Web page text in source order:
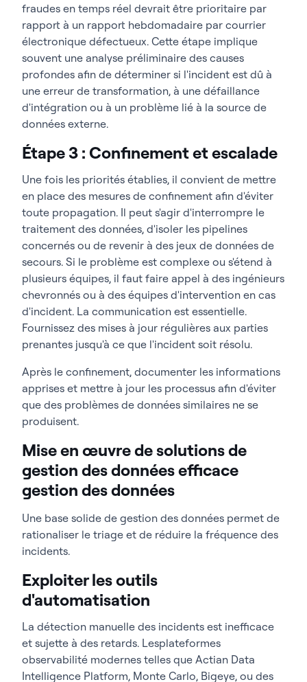
fraudes en temps réel devrait être prioritaire par
rapport à un rapport hebdomadaire par courrier
électronique défectueux. Cette étape implique
souvent une analyse préliminaire des causes
profondes afin de déterminer si l'incident est dû à
une erreur de transformation, à une défaillance
d'intégration ou à un problème lié à la source de
données externe.
Étape 3 : Confinement et escalade
Une fois les priorités établies, il convient de mettre
en place des mesures de confinement afin d'éviter
toute propagation. Il peut s'agir d'interrompre le
traitement des données, d'isoler les pipelines
concernés ou de revenir à des jeux de données de
secours. Si le problème est complexe ou s'étend à
plusieurs équipes, il faut faire appel à des ingénieurs
chevronnés ou à des équipes d'intervention en cas
d'incident. La communication est essentielle.
Fournissez des mises à jour régulières aux parties
prenantes jusqu'à ce que l'incident soit résolu.
Après le confinement, documenter les informations
apprises et mettre à jour les processus afin d'éviter
que des problèmes de données similaires ne se
produisent.
Mise en œuvre de solutions de
gestion des données efficace
gestion des données
Une base solide de gestion des données permet de
rationaliser le triage et de réduire la fréquence des
incidents.
Exploiter les outils
d'automatisation
La détection manuelle des incidents est inefficace
et sujette à des retards. Lesplateformes
observabilité modernes telles que Actian Data
Intelligence Platform, Monte Carlo, Bigeye, ou des